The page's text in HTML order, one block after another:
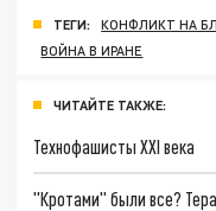
ТЕГИ: КОНФЛИКТ НА
ВОЙНА В ИРАНЕ
ЧИТАЙТЕ ТАКЖЕ:
Технофашисты XXI века
"Кротами" были все?